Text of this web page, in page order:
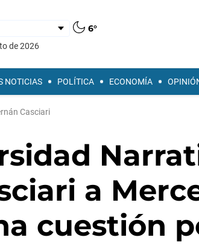
6°
de 2026
NOTICIAS POLÍTICA ECONOMÍA
Casciari
a
cuestión